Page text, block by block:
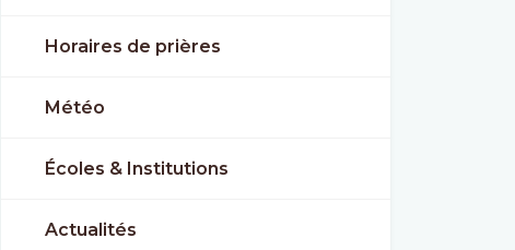
Horaires de prières
Météo
Écoles & Institutions
Actualités